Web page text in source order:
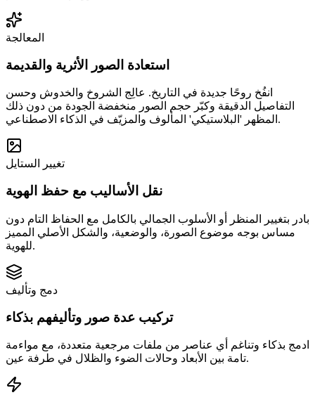
المعالجة
استعادة الصور الأثرية والقديمة
انفُخ روحًا جديدة في التاريخ. عالِج الشروخ والخدوش وحسن
التفاصيل الدقيقة وكبّر حجم الصور منخفضة الجودة من دون ذلك
المظهر 'البلاستيكي' المألوف والمزيّف في الذكاء الاصطناعي.
تغيير الستايل
نقل الأساليب مع حفظ الهوية
بادر بتغيير المنظر أو الأسلوب الجمالي بالكامل مع الحفاظ التام دون
مساس بوجه موضوع الصورة، والوضعية، والشكل الأصلي المميز
للهوية.
دمج وتأليف
تركيب عدة صور وتأليفهم بذكاء
ادمج بذكاء وتناغم أي عناصر من ملفات مرجعية متعددة، مع مواءمة
تامة بين الأبعاد وحالات الضوء والظلال في طرفة عين.